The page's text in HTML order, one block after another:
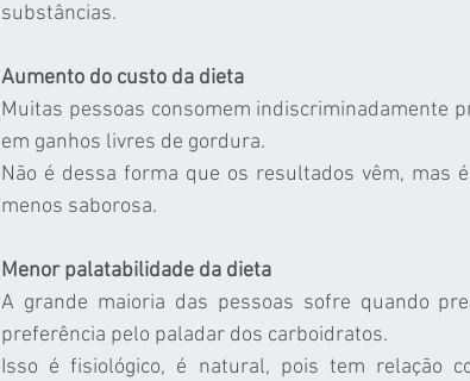
substâncias.
Aumento do custo da dieta
Muitas pessoas consomem indiscriminadamente
em ganhos livres de gordura.
Não é dessa forma que os resultados vêm, mas
menos saborosa.
Menor palatabilidade da dieta
A grande maioria das pessoas sofre quando
preferência pelo paladar dos carboidratos.
Isso é fisiológico, é natural, pois tem relação